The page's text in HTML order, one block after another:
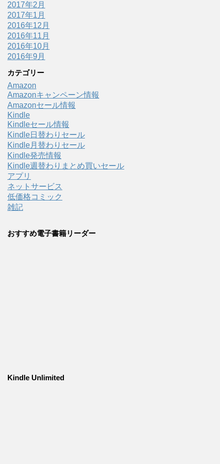
2017年2月
2017年1月
2016年12月
2016年11月
2016年10月
2016年9月
カテゴリー
Amazon
Amazonキャンペーン情報
Amazonセール情報
Kindle
Kindleセール情報
Kindle日替わりセール
Kindle月替わりセール
Kindle発売情報
Kindle週替わりまとめ買いセール
アプリ
ネットサービス
低価格コミック
雑記
おすすめ電子書籍リーダー
Kindle Unlimited